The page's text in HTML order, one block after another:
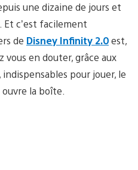
une dizaine de jours et
c’est facilement
de Disney Infinity 2.0est,
vous en douter, grâce aux
pour jouer, le
la boîte.